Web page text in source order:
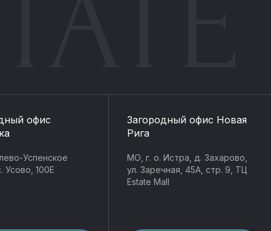
офис
Успенское
Усово, 100Е
Загородный офис Новая
Рига
МО, г. о. Истра, д. Захарово,
ул. Заречная, 45А, стр. 9, ТЦ
Estate Mall